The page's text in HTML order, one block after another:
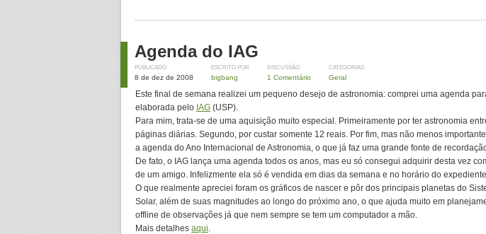
Agenda do IAG
PUBLICADO
8 de dez de 2008
ESCRITO POR
bigbang
DISCUSSÃO
1 Comentário
CATEGORIAS
Geral
Este final de semana realizei um pequeno desejo de astronomia: comprei uma agenda
elaborada pelo IAG (USP).
Para mim, trata-se de uma aquisição muito especial. Primeiramente por ter astronomia
páginas diárias. Segundo, por custar somente 12 reais. Por fim, mas não menos
a agenda do Ano Internacional de Astronomia, o que já faz uma grande fonte de
De fato, o IAG lança uma agenda todos os anos, mas eu só consegui adquirir desta vez
de um amigo. Infelizmente ela só é vendida em dias da semana e no horário do
O que realmente apreciei foram os gráficos de nascer e pôr dos principais planetas do
Solar, além de suas magnitudes ao longo do próximo ano, o que ajuda muito em
offline de observações já que nem sempre se tem um computador a mão.
Mais detalhes aqui.